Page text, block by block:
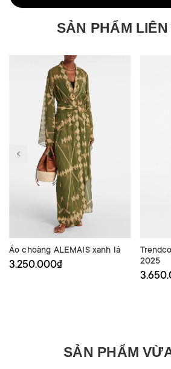
SẢN PHẨM
Áo choàng ALEMAIS xanh lá
3.250.000₫
2025
SẢN PHẨM